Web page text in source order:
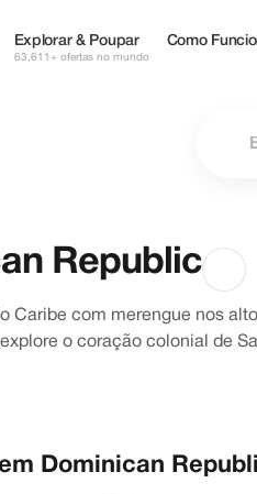
Explorar & Poupar
63,611+ ofertas no mundo
Como
Republic
Caribe com merengue nos
o coração colonial de
Dominican